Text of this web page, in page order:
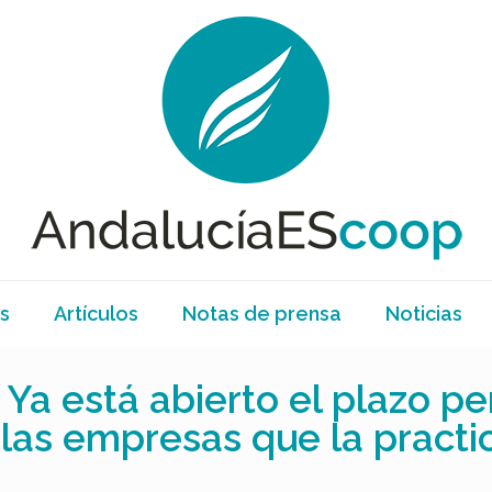
Artículos Notas de prensa Noticias
está abierto el plazo
empresas que la